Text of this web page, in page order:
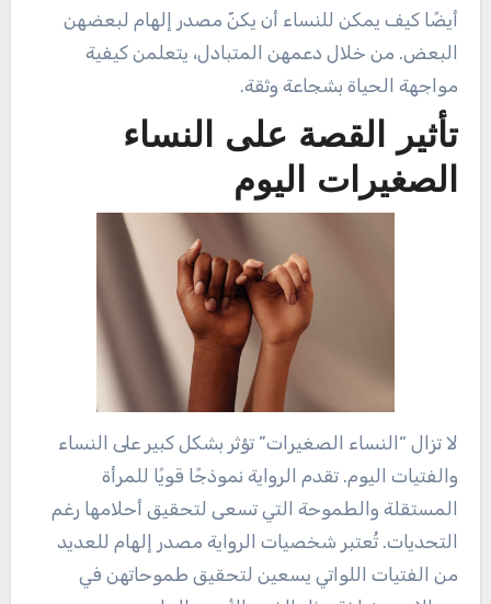
أيضًا كيف يمكن للنساء أن يكنّ مصدر إلهام لبعضهن
البعض. من خلال دعمهن المتبادل، يتعلمن كيفية
مواجهة الحياة بشجاعة وثقة.
تأثير القصة على النساء
الصغيرات اليوم
لا تزال “النساء الصغيرات” تؤثر بشكل كبير على النساء
والفتيات اليوم. تقدم الرواية نموذجًا قويًا للمرأة
المستقلة والطموحة التي تسعى لتحقيق أحلامها رغم
التحديات. تُعتبر شخصيات الرواية مصدر إلهام للعديد
من الفتيات اللواتي يسعين لتحقيق طموحاتهن في